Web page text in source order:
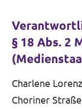
Spenden
unf*ck berlin
§ 18 Abs. 2
Charlene
Choriner